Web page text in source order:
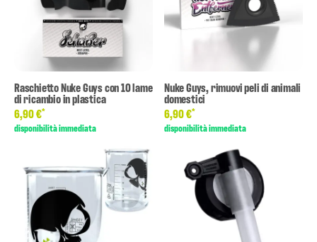
Raschietto Nuke Guys con 10 lame
di ricambio in plastica
6,90 €*
disponibilità immediata
Nuke Guys, rimuovi peli di animali
domestici
6,90 €*
disponibilità immediata